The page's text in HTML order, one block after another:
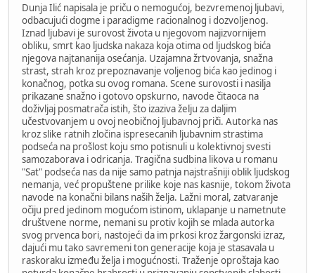
Dunja Ilić napisala je priču o nemogućoj, bezvremenoj ljubavi,
odbacujući dogme i paradigme racionalnog i dozvoljenog.
Iznad ljubavi je surovost života u njegovom najizvornijem
obliku, smrt kao ljudska nakaza koja otima od ljudskog bića
njegova najtananija osećanja. Uzajamna žrtvovanja, snažna
strast, strah kroz prepoznavanje voljenog bića kao jedinog i
konačnog, potka su ovog romana. Scene surovosti i nasilja
prikazane snažno i gotovo opskurno, navode čitaoca na
doživljaj posmatrača istih, što izaziva želju za daljim
učestvovanjem u ovoj neobičnoj ljubavnoj priči. Autorka nas
kroz slike ratnih zločina ispresecanih ljubavnim strastima
podseća na prošlost koju smo potisnuli u kolektivnoj svesti
samozaborava i odricanja. Tragična sudbina likova u romanu
"Sat" podseća nas da nije samo patnja najstrašniji oblik ljudskog
nemanja, već propuštene prilike koje nas kasnije, tokom života
navode na konačni bilans naših želja. Lažni moral, zatvaranje
očiju pred jedinom mogućom istinom, uklapanje u nametnute
društvene norme, nemani su protiv kojih se mlada autorka
svog prvenca bori, nastojeći da im prkosi kroz žargonski izraz,
dajući mu tako savremeni ton generacije koja je stasavala u
raskoraku između želja i mogućnosti. Traženje oproštaja kao